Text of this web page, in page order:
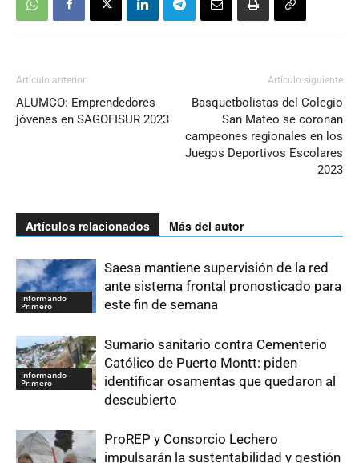
Artículo anterior
ALUMCO: Emprendedores
jóvenes en SAGOFISUR 2023
Artículo siguiente
Basquetbolistas del Colegio
San Mateo se coronan
campeones regionales en los
Juegos Deportivos Escolares
2023
Artículos relacionados Más del autor
Informando
Primero
Saesa mantiene supervisión de la red
ante sistema frontal pronosticado para
este fin de semana
Informando
Primero
Sumario sanitario contra Cementerio
Católico de Puerto Montt: piden
identificar osamentas que quedaron al
descubierto
ProREP y Consorcio Lechero
impulsarán la sustentabilidad y gestión